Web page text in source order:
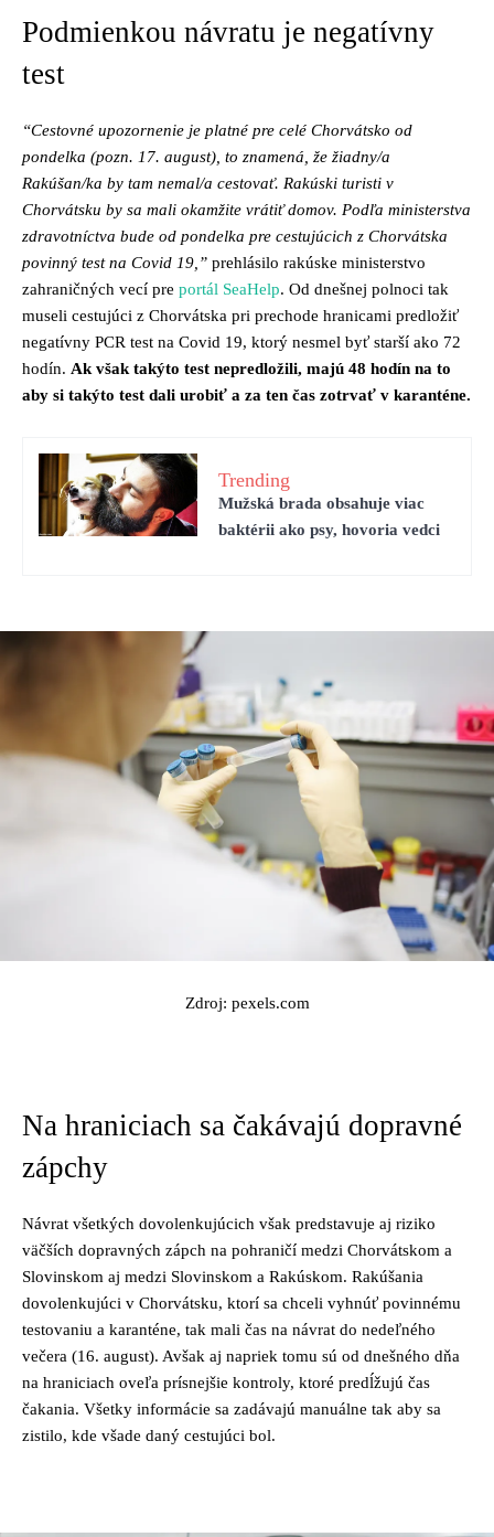
Podmienkou návratu je negatívny
test
“Cestovné upozornenie je platné pre celé Chorvátsko od
pondelka (pozn. 17. august), to znamená, že žiadny/a
Rakúšan/ka by tam nemal/a cestovať. Rakúski turisti v
Chorvátsku by sa mali okamžite vrátiť domov. Podľa ministerstva
zdravotníctva bude od pondelka pre cestujúcich z Chorvátska
povinný test na Covid 19,” prehlásilo rakúske ministerstvo
zahraničných vecí pre portál SeaHelp. Od dnešnej polnoci tak
museli cestujúci z Chorvátska pri prechode hranicami predložiť
negatívny PCR test na Covid 19, ktorý nesmel byť starší ako 72
hodín. Ak však takýto test nepredložili, majú 48 hodín na to
aby si takýto test dali urobiť a za ten čas zotrvať v karanténe.
Trending
Mužská brada obsahuje viac
baktérii ako psy, hovoria vedci
Zdroj: pexels.com
Na hraniciach sa čakávajú dopravné
zápchy
Návrat všetkých dovolenkujúcich však predstavuje aj riziko
väčších dopravných zápch na pohraničí medzi Chorvátskom a
Slovinskom aj medzi Slovinskom a Rakúskom. Rakúšania
dovolenkujúci v Chorvátsku, ktorí sa chceli vyhnúť povinnému
testovaniu a karanténe, tak mali čas na návrat do nedeľného
večera (16. august). Avšak aj napriek tomu sú od dnešného dňa
na hraniciach oveľa prísnejšie kontroly, ktoré predĺžujú čas
čakania. Všetky informácie sa zadávajú manuálne tak aby sa
zistilo, kde všade daný cestujúci bol.